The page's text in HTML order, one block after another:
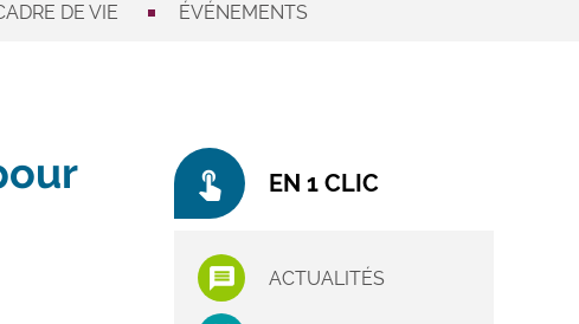
DE VIE ÉVÉNEMENTS
touch_app EN 1 CLIC
ACTUALITÉS